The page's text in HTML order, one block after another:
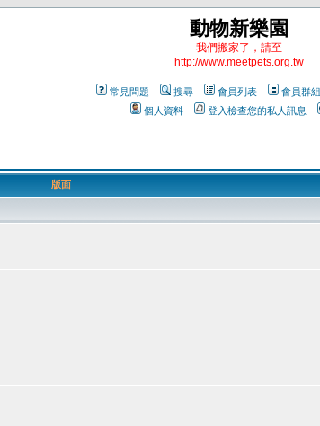
動物新樂園
我們搬家了，請至
http://www.meetpets.org.tw
常見問題 搜尋 會員列表 會員群組
個人資料
登入檢查您的私人訊息
版面